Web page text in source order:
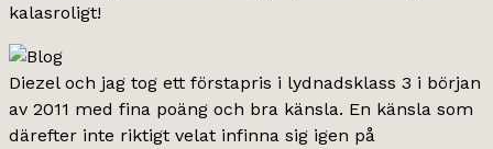
kalasroligt!
Diezel och jag tog ett förstapris i lydnadsklass 3 i början
av 2011 med fina poäng och bra känsla. En känsla som
därefter inte riktigt velat infinna sig igen på